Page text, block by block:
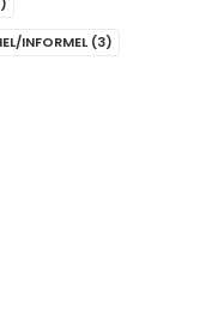
INFORMEL (3)